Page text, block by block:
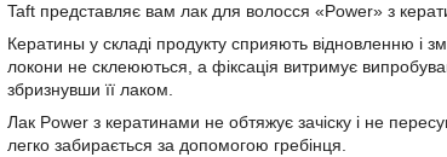
Taft представляє вам лак для волосся «Power» з
Кератины у складі продукту сприяють відновленню і
локони не склеюються, а фіксація витримує
збризнувши її лаком.
Лак Power з кератинами не обтяжує зачіску і не
легко забирається за допомогою гребінця.